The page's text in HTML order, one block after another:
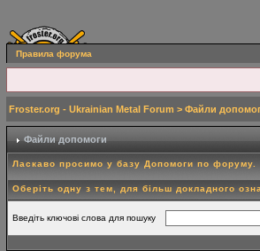
Правила форума
Froster.org - Ukrainian Metal Forum > Файли
Файли допомоги
Ласкаво просимо у базу Допомоги по форуму.
Оберіть одну з тем, для більш докладного
Введіть ключові слова для пошуку